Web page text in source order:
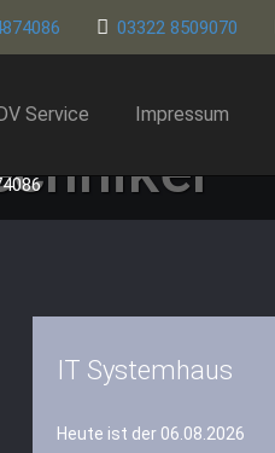
03322 8509070
Service Impressum
IT Systemhaus
Heute ist der 06.08.2026